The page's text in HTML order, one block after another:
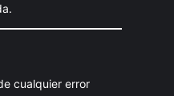
cualquier error